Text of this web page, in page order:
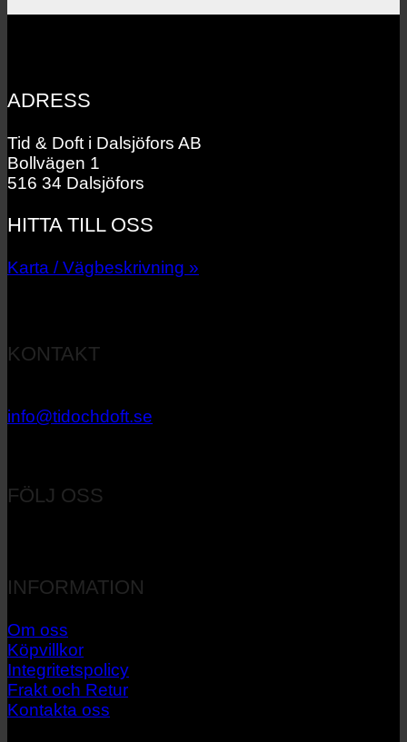
ADRESS
Tid & Doft i Dalsjöfors AB
Bollvägen 1
516 34 Dalsjöfors
HITTA TILL OSS
Karta / Vägbeskrivning »
KONTAKT
info@tidochdoft.se
FÖLJ OSS
INFORMATION
Om oss
Köpvillkor
Integritetspolicy
Frakt och Retur
Kontakta oss